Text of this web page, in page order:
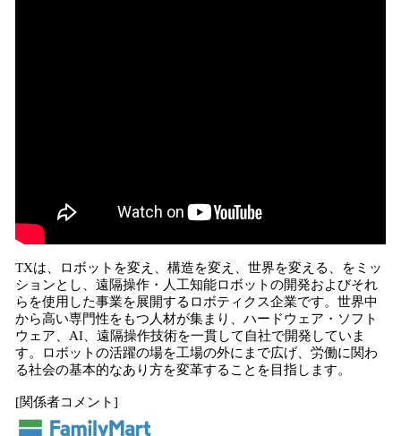
TXは、ロボットを変え、構造を変え、世界を変える、をミッ
ションとし、遠隔操作・人工知能ロボットの開発およびそれ
らを使用した事業を展開するロボティクス企業です。世界中
から高い専門性をもつ人材が集まり、ハードウェア・ソフト
ウェア、AI、遠隔操作技術を一貫して自社で開発していま
す。ロボットの活躍の場を工場の外にまで広げ、労働に関わ
る社会の基本的なあり方を変革することを目指します。
[関係者コメント]